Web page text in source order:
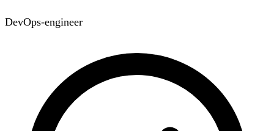
DevOps-engineer